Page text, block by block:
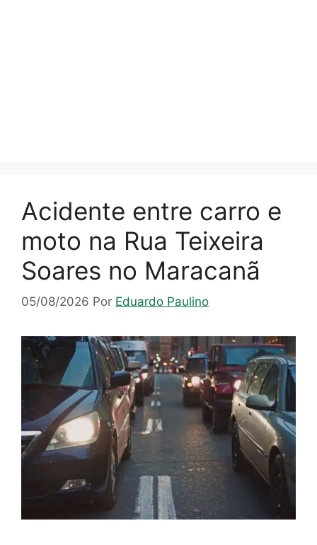
Acidente entre carro e
moto na Rua Teixeira
Soares no Maracanã
05/08/2026 Por Eduardo Paulino